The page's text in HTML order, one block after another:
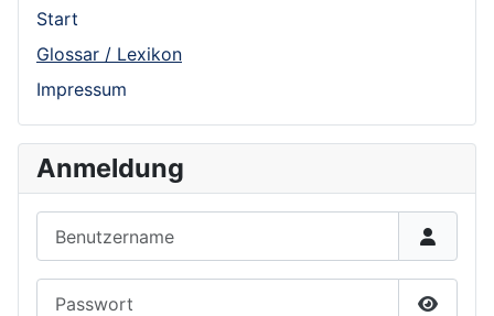
Start
Glossar / Lexikon
Impressum
Anmeldung